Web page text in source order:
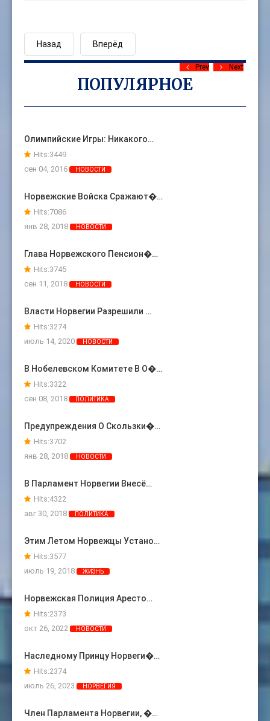
Назад Вперёд
ПОПУЛЯРНОЕ
Prev Next
Олимпийские Игры: Никакого…
Hits:3449
сен 04, 2016
НОВОСТИ
Норвежские Войска Сражают�…
Hits:7086
янв 28, 2018
НОВОСТИ
Глава Норвежского Пенсион�…
Hits:3745
сен 11, 2018
НОВОСТИ
Власти Норвегии Разрешили …
Hits:3274
июль 14, 2020
НОВОСТИ
В Нобелевском Комитете В О�…
Hits:3322
сен 08, 2018
ПОЛИТИКА
Предупреждения О Скользки�…
Hits:3702
янв 28, 2018
НОВОСТИ
В Парламент Норвегии Внесё…
Hits:4322
авг 30, 2018
ПОЛИТИКА
Этим Летом Норвежцы Устано…
Hits:3577
июль 19, 2018
ЖИЗНЬ
Норвежская Полиция Аресто…
Hits:2373
окт 26, 2022
НОВОСТИ
Наследному Принцу Норвеги�…
Hits:2374
июль 26, 2023
НОРВЕГИЯ
Член Парламента Норвегии, �…